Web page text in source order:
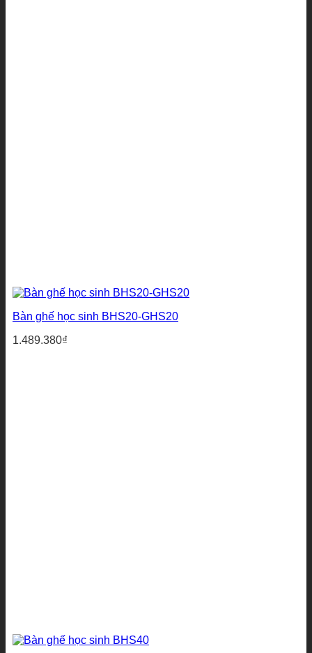
Bàn ghế học sinh BHS20-GHS20
1.489.380₫